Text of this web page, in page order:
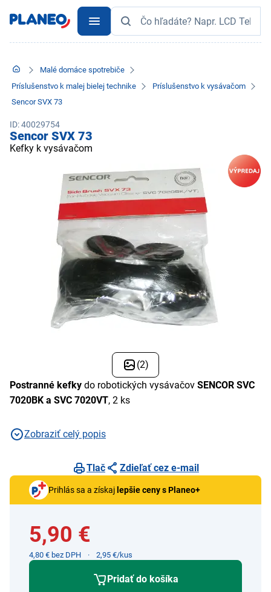
Malé domáce spotrebiče
Príslušenstvo k malej bielej technike
Príslušenstvo k vysávačom
Sencor SVX 73
ID: 40029754
Sencor SVX 73
Kefky k vysávačom
(2)
Postranné kefky do robotických vysávačov SENCOR SVC
7020BK a SVC 7020VT, 2 ks
Zobraziť celý popis
Tlač Zdieľať cez e-mail
Prihlás sa a získaj lepšie ceny s Planeo+
5,90 €
4,80 € bez DPH 2,95 €/kus
Pridať do košíka